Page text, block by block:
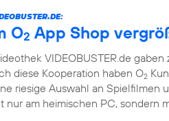
O2 App Shop
VIDEOBUSTER.de gaben
diese Kooperation haben O2
riesige Auswahl an Spielfilmen
am heimischen PC, sondern